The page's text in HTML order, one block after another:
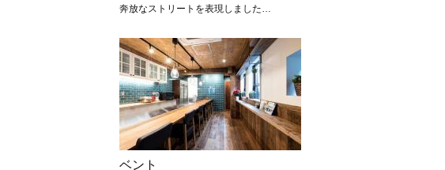
奔放なストリートを表現しました…
ベント